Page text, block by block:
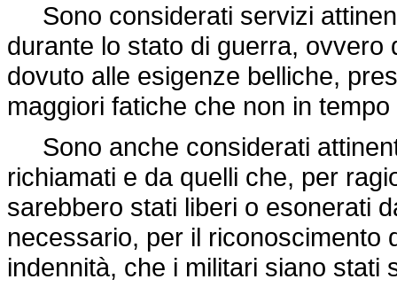
Sono considerati servizi
durante lo stato di guerra,
dovuto alle esigenze belliche,
maggiori fatiche che non in
Sono anche considerati
richiamati e da quelli che, per
sarebbero stati liberi o esonerati
necessario, per il riconoscimento
indennità, che i militari siano